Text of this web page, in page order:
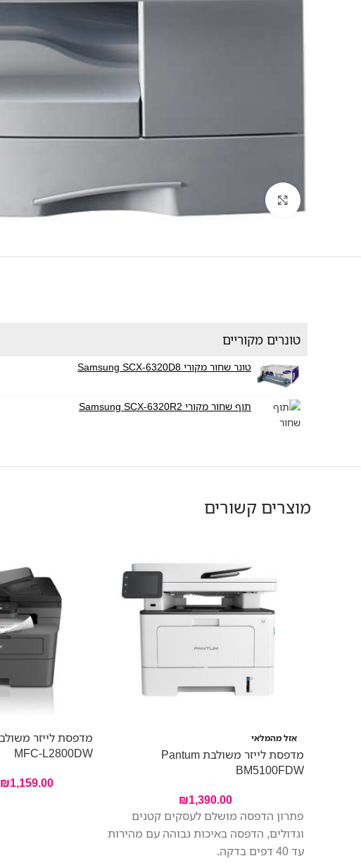
טונרים מקוריים
טונר שחור מקורי Samsung SCX-6320D8
תוף שחור מקורי Samsung SCX-6320R2
מוצרים קשורים
אזל מהמלאי
מדפסת לייזר משולבת Pantum
BM5100FDW
₪1,390.00
פתרון הדפסה מושלם לעסקים קטנים
וגדולים, הדפסה באיכות גבוהה עם מהירות
עד 40 דפים בדקה.
MFC-L2800DW
₪1,159.00